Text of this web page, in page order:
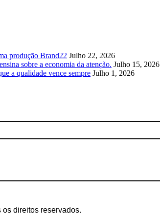
produção Brand22 Julho 22, 2026
sobre a economia da atenção. Julho 15, 2026
a qualidade vence sempre Julho 1, 2026
os direitos reservados.